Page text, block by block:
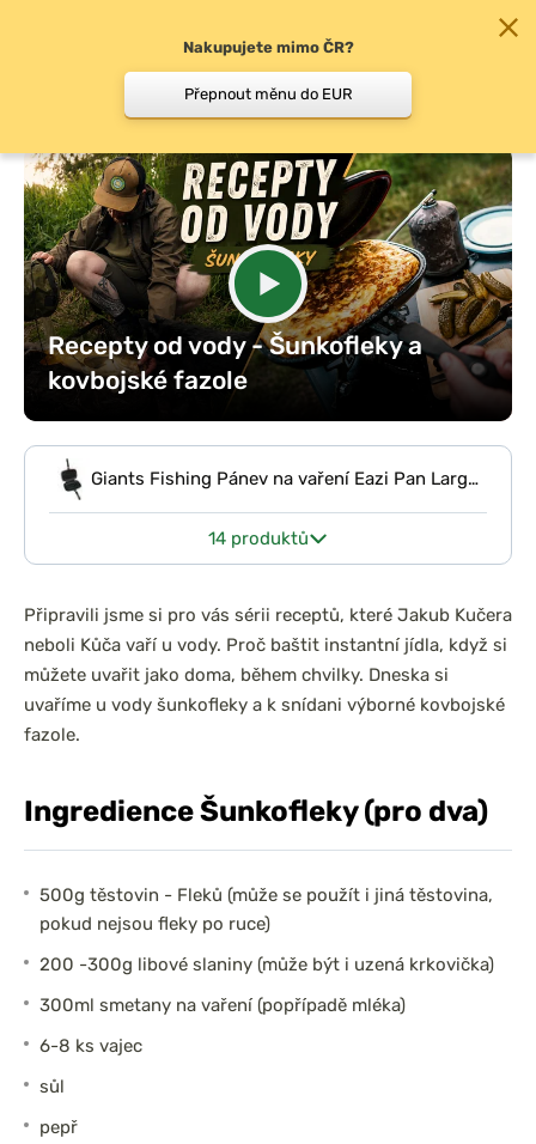
Vaření u vody Recepty od vody -…
Recepty od vody - Šunkofleky a
kovbojské fazole
Giants Fishing Pánev na vaření Eazi Pan Large
(32cm)
14 produktů
Připravili jsme si pro vás sérii receptů, které Jakub Kučera
neboli Kůča vaří u vody. Proč baštit instantní jídla, když si
můžete uvařit jako doma, během chvilky. Dneska si
uvaříme u vody šunkofleky a k snídani výborné kovbojské
fazole.
Ingredience Šunkofleky (pro dva)
500g těstovin - Fleků (může se použít i jiná těstovina,
pokud nejsou fleky po ruce)
200 -300g libové slaniny (může být i uzená krkovička)
300ml smetany na vaření (popřípadě mléka)
6-8 ks vajec
sůl
pepř
Nakupujete mimo ČR?
Přepnout měnu do EUR